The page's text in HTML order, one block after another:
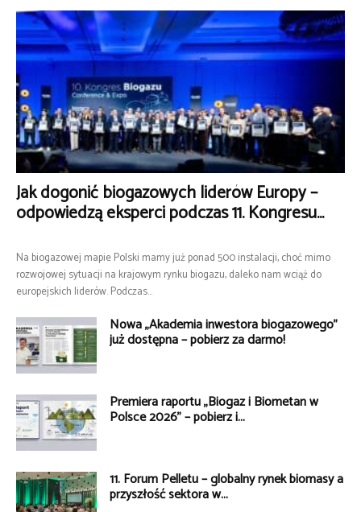
Jak dogonić biogazowych liderów Europy –
odpowiedzą eksperci podczas 11. Kongresu...
Na biogazowej mapie Polski mamy już ponad 500 instalacji, choć mimo
rozwojowej sytuacji na krajowym rynku biogazu, daleko nam wciąż do
europejskich liderów. Podczas...
Nowa „Akademia inwestora biogazowego”
już dostępna – pobierz za darmo!
Premiera raportu „Biogaz i Biometan w
Polsce 2026” – pobierz i...
11. Forum Pelletu – globalny rynek biomasy a
przyszłość sektora w...